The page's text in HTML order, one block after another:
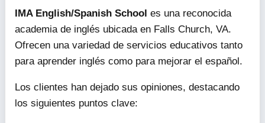
IMA English/Spanish School es una reconocida
academia de inglés ubicada en Falls Church, VA.
Ofrecen una variedad de servicios educativos tanto
para aprender inglés como para mejorar el español.
Los clientes han dejado sus opiniones, destacando
los siguientes puntos clave: